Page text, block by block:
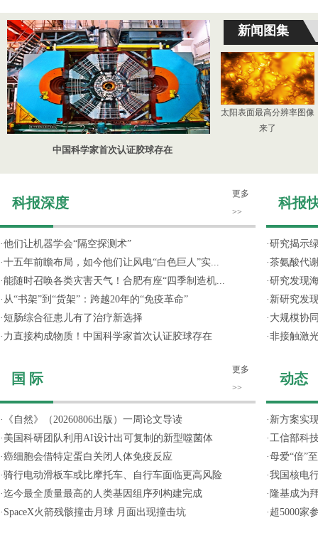
中国科学家首次认证胶球存在
新闻图集
太阳表面最高分辨率图像
来了
科报深度
更多
>>
·他们让机器学会“隔空探测术”
·十五年前瞻布局，如今他们让风电“白色巨人”实...
·能随时召唤各类灾害天气！合肥有座“四季制造机...
· 从“书架”到“货架”：跨越20年的“免疫革命”
· 短肠综合征患儿有了治疗新选择
· 力直接构成物质！中国科学家首次认证胶球存在
国 际
更多
>>
·
《自然》（20260806出版）一周论文导读
· 美国科研团队利用AI设计出可复制的新型噬菌体
·癌细胞会借特定蛋白关闭人体免疫反应
·骑行电动滑板车或比摩托车、自行车面临更高风险
·迄今最全质量最高的人类基因组序列构建完成
· SpaceX火箭残骸撞击月球 月面出现撞击坑
科报
·研究揭示
·茶氨酸代
·研究发现
· 新研究发
· 大规模协
·非接触激
动态
· 新方案实
·工信部科
·母爱“倍”
·我国核电
· 隆基成为
· 超5000家